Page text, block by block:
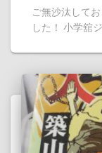
ご無沙汰して
した！ 小学舘